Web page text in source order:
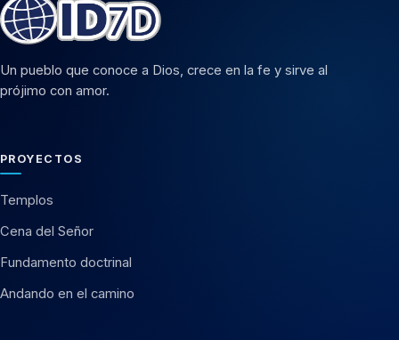
Un pueblo que conoce a Dios, crece en la fe y sirve al
prójimo con amor.
PROYECTOS
Templos
Cena del Señor
Fundamento doctrinal
Andando en el camino